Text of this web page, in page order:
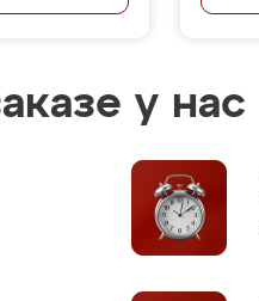
у нас